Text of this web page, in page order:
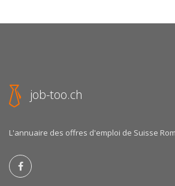
job-too.ch
L'annuaire des offres d'emploi de Suisse